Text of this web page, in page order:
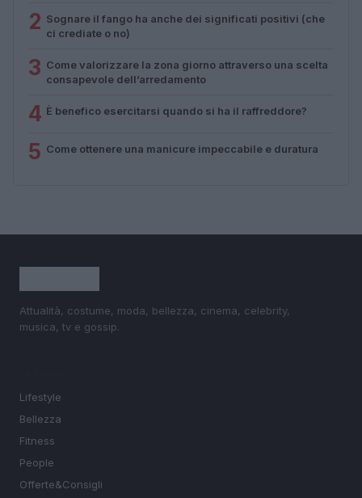
2 Sognare il fango ha anche dei significati positivi (che
ci crediate o no)
3 Come valorizzare la zona giorno attraverso una scelta
consapevole dell’arredamento
4 È benefico esercitarsi quando si ha il raffreddore?
5 Come ottenere una manicure impeccabile e duratura
Attualità, costume, moda, bellezza, cinema, celebrity,
musica, tv e gossip.
Lifestyle
Bellezza
Fitness
People
Offerte&Consigli